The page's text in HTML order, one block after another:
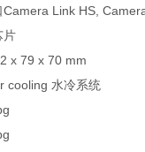
Camera Link HS,
片
x 79 x 70 mm
cooling 水冷系统